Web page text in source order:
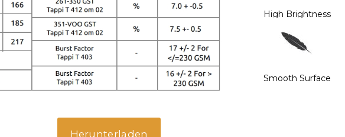
High Brightness
Smooth Surface
Herunterladen